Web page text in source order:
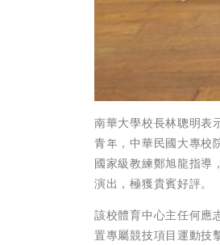
南華大學校長林聰明表
青年，中華民國大專校
國家級教練鄭旭龍指導
演出，極獲貴賓好評。
該校體育中心主任何應
置專屬競技項目運動技